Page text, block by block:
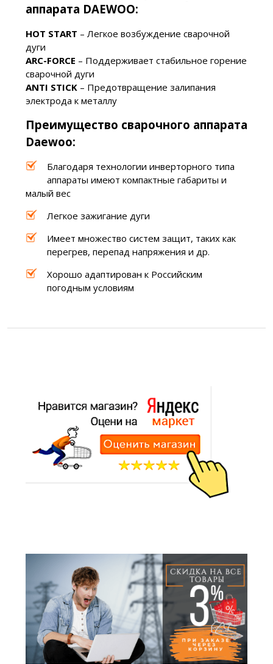
аппарата DAEWOO:
HOT START – Легкое возбуждение сварочной
дуги
ARC-FORCE – Поддерживает стабильное горение
сварочной дуги
ANTI STICK– Предотвращение залипания
электрода к металлу
Преимущество сварочного аппарата
Daewoo:
Благодаря технологии инверторного типа
аппараты имеют компактные габариты и
малый вес
Легкое зажигание дуги
Имеет множество систем защит, таких как
перегрев, перепад напряжения и др.
Хорошо адаптирован к Российским
погодным условиям